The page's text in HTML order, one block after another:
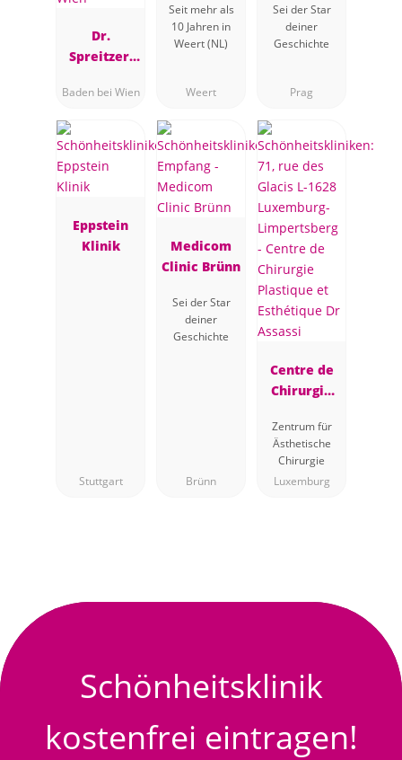
Dr.
Spreitzer,
Chirurgin,
Baden bei
Wien
Baden bei Wien
Chirurgie
Seit mehr als
10 Jahren in
Weert (NL)
Weert
Sei der Star
deiner
Geschichte
Prag
Eppstein
Klinik
Stuttgart
Medicom
Clinic Brünn
Sei der Star
deiner
Geschichte
Brünn
Centre de
Chirurgie
Esthétique
Dr Assassi
Zentrum für
Ästhetische
Chirurgie
Luxemburg
Schönheitsklinik
kostenfrei eintragen!